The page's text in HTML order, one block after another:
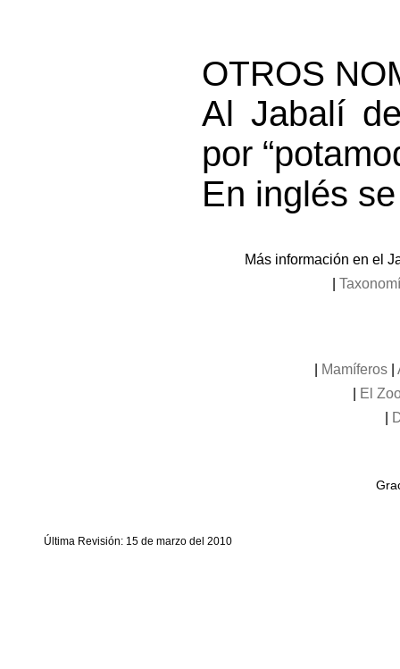
OTROS
Al Jabalí
por
En inglés
Más información en el
Mamíferos|
El
Última Revisión: 15 de marzo del 2010